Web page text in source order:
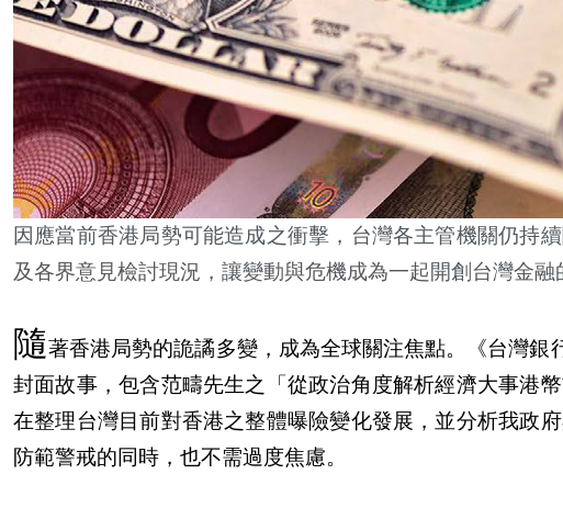
因應當前香港局勢可能造成之衝擊，台灣各主管機關仍持
及各界意見檢討現況，讓變動與危機成為一起開創台灣金融
隨著香港局勢的詭譎多變，成為全球關注焦點。《台灣
封面故事，包含范疇先生之「從政治角度解析經濟大事港
在整理台灣目前對香港之整體曝險變化發展，並分析我政
防範警戒的同時，也不需過度焦慮。